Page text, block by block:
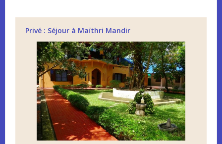
Privé : Séjour à Maïthri Mandir